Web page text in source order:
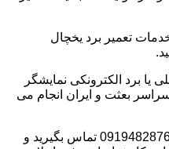
تعمیر برد یخچال
یا برد الکترونکی نمایشگر
بعثت و ایران انجام می
تنها کافی است که با شماره تلفن 09194828760 تماس بگیرید و